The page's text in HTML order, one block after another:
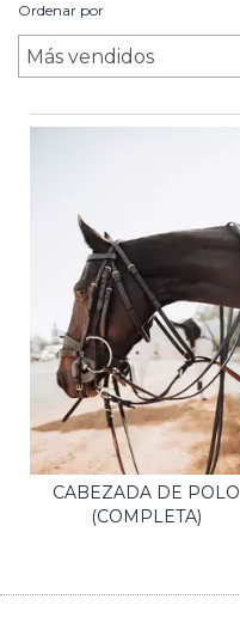
Ordenar por
CABEZADA DE POLO
(COMPLETA)